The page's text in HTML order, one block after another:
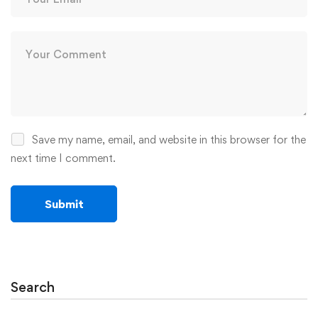
Save my name, email, and website in this browser for the
next time I comment.
Search